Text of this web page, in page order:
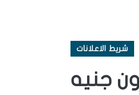
شريط الاعلانات
العالمية 65 مليون جنيه